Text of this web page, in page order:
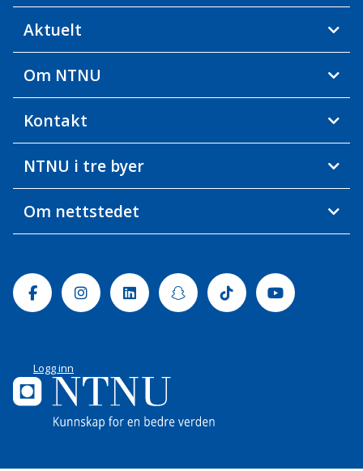
Aktuelt
Om NTNU
Kontakt
NTNU i tre byer
Om nettstedet
FacebookInstagramLinkedinSnapchatTiktok Youtube
Logg inn